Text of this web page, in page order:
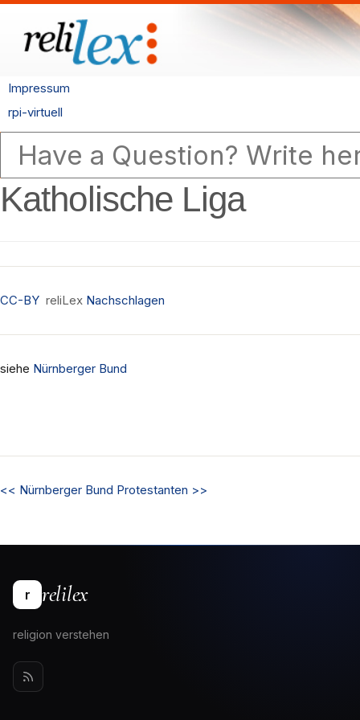
Impressum
rpi-virtuell
Katholische Liga
CC-BY reliLex Nachschlagen
siehe Nürnberger Bund
<< Nürnberger Bund Protestanten >>
r relilex
religion verstehen